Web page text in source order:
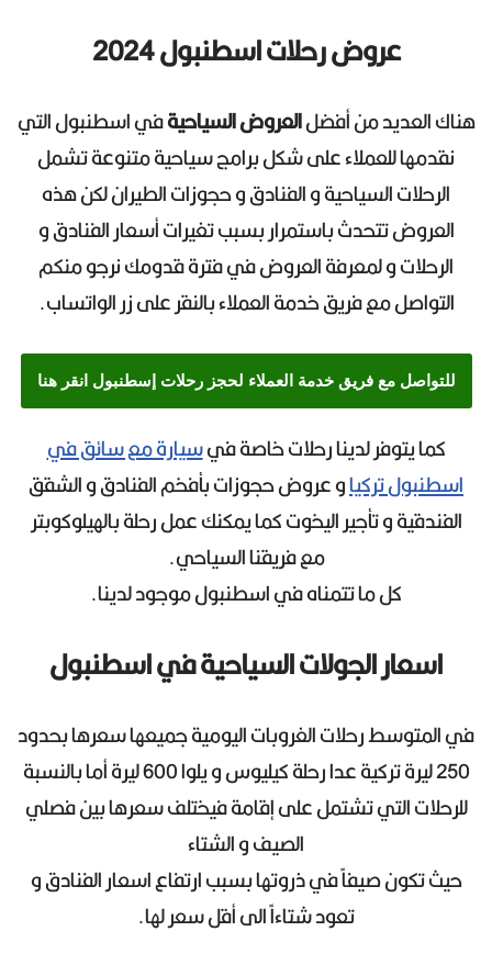
عروض رحلات اسطنبول 2024
هناك العديد من أفضلالعروض السياحيةفي اسطنبول التي
نقدمها للعملاء على شكل برامج سياحية متنوعة تشمل
الرحلات السياحية و الفنادق و حجوزات الطيران لكن هذه
العروض تتحدث باستمرار بسبب تغيرات أسعار الفنادق و
الرحلات و لمعرفة العروض في فترة قدومك نرجو منكم
التواصل مع فريق خدمة العملاء بالنقر على زر الواتساب.
للتواصل مع فريق خدمة العملاء لحجز رحلات إسطنبول انقر هنا
كما يتوفر لدينا رحلات خاصة فيسيارة مع سائق في
اسطنبول تركياو عروض حجوزات بأفخم الفنادق و الشقق
الفندقية و تأجير اليخوت كما يمكنك عمل رحلة بالهيلوكوبتر
مع فريقنا السياحي.
كل ما تتمناه في اسطنبول موجود لدينا.
اسعار الجولات السياحية في اسطنبول
في المتوسط رحلات الغروبات اليومية جميعها سعرها بحدود
250 ليرة تركية عدا رحلة كيليوس و يلوا 600 ليرة أما بالنسبة
للرحلات التي تشتمل على إقامة فيختلف سعرها بين فصلي
الصيف و الشتاء
حيث تكون صيفاً في ذروتها بسبب ارتفاع اسعار الفنادق و
تعود شتاءاً الى أقل سعر لها.